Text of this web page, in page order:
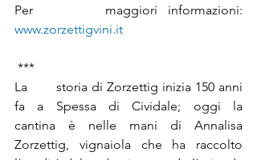
www.zorzettigvini.it
***
La       storia di Zorzettig inizia 150 anni
fa a Spessa di Cividale; oggi la
cantina è nelle mani di Annalisa
Zorzettig, vignaiola che ha raccolto